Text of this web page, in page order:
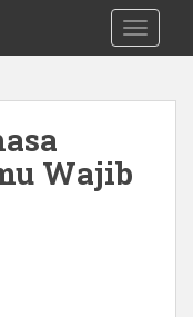
Inggis
Mataram
Wajib